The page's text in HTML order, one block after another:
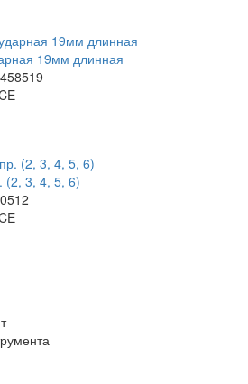
19мм длинная
(2, 3, 4, 5, 6)